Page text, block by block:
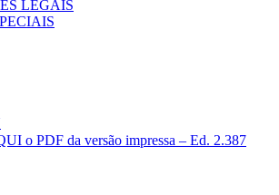
LEGAIS
o PDF da versão impressa – Ed. 2.387